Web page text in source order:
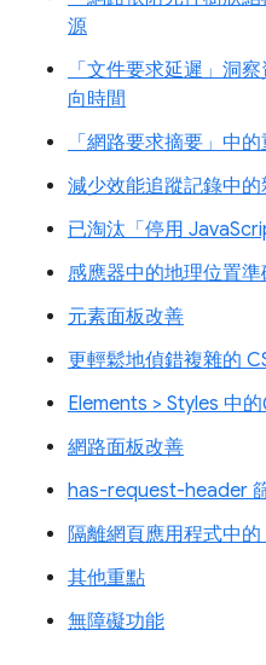
源
「文件要求延遲」洞
向時間
「網路要求摘要」中
減少效能追蹤記錄中的
已淘汰「停用
感應器中的地理位置準
元素面板改善
更輕鬆地偵錯複雜的
Elements > Styles 中
網路面板改善
has-request-header
隔離網頁應用程式中
其他重點
無障礙功能